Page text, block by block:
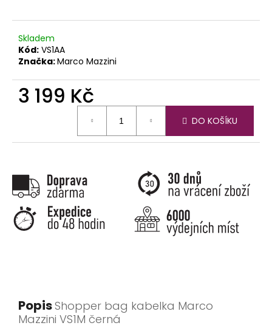
Skladem
Kód: VS1AA
Značka:Marco Mazzini
3 199 Kč
DO KOŠÍKU
PopisShopper bag kabelka Marco
Mazzini VS1M černá
e